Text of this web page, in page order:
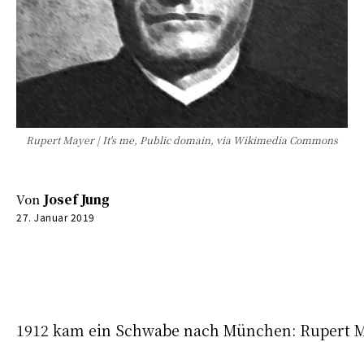
Rupert Mayer | It's me, Public domain, via Wikimedia Commons
Von Josef Jung
27. Januar 2019
1912 kam ein Schwabe nach München: